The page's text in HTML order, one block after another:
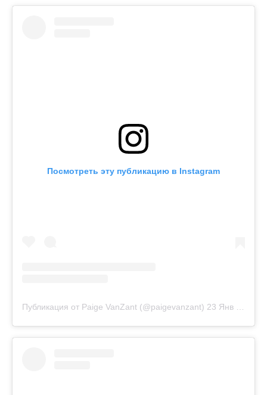
Посмотреть эту публикацию в Instagram
Публикация от Paige VanZant (@paigevanzant) 23 Янв 2019 в 9:29 PST